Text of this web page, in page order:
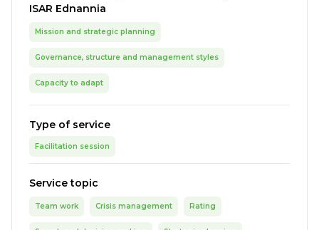
ISAR Ednannia
Mission and strategic planning
Governance, structure and management styles
Capacity to adapt
Type of service
Facilitation session
Service topic
Team work Crisis management Rating